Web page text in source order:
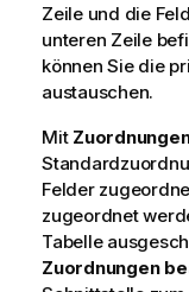
Zeile und die
unteren Zeile
können Sie die
austauschen.
Mit
Felder
zugeordnet
Tabelle
Zuordnungen